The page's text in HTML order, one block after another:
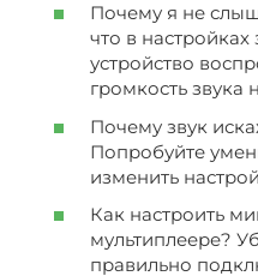
Почему я не
что в
устройство
громкость звука
Почему звук
Попробуйте
изменить
Как настроить
мультиплеере?
правильно